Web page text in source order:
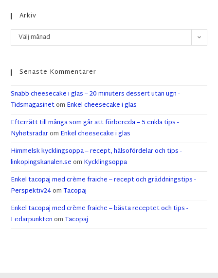
Arkiv
Välj månad
Senaste Kommentarer
Snabb cheesecake i glas – 20 minuters dessert utan ugn -
Tidsmagasinetom Enkel cheesecake i glas
Efterrätt till många som går att förbereda – 5 enkla tips -
Nyhetsradarom Enkel cheesecake i glas
Himmelsk kycklingsoppa – recept, hälsofördelar och tips -
linkopingskanalen.seom Kycklingsoppa
Enkel tacopaj med crème fraiche – recept och gräddningstips -
Perspektiv24omTacopaj
Enkel tacopaj med crème fraiche – bästa receptet och tips -
LedarpunktenomTacopaj